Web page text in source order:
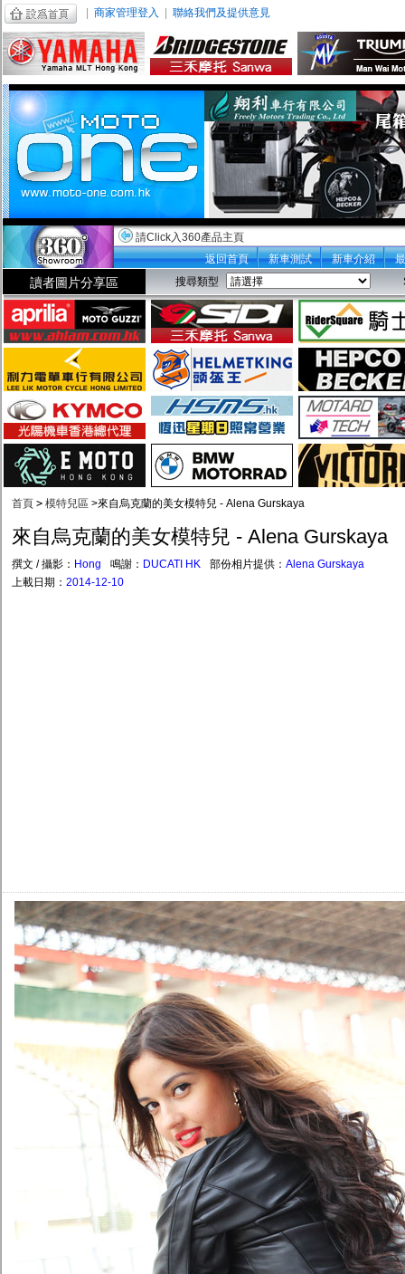
商家管理登入 聯絡我們及提供意見
請Click入360產品主頁
返回首頁
新車測試 新車介紹
讀者圖片分享區 搜尋類型
首頁 > 模特兒區 >來自烏克蘭的美女模特兒 - Alena Gurskaya
來自烏克蘭的美女模特兒 - Alena Gurskaya
撰文 / 攝影： Hong 鳴謝： DUCATI HK 部份相片提供： Alena Gurskaya
上載日期： 2014-12-10